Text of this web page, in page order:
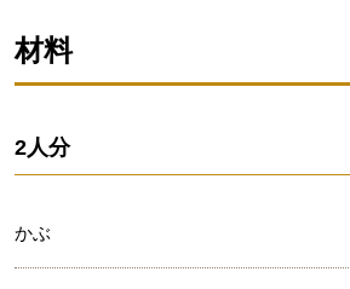
材料
2人分
かぶ